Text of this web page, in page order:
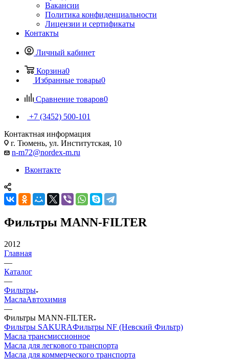
Вакансии
Политика конфиденциальности
Лицензии и сертификаты
Контакты
Личный кабинет
Корзина0
Избранные товары0
Сравнение товаров0
+7 (3452) 500-101
Контактная информация
г. Тюмень, ул. Институтская, 10
n-m72@nordex-m.ru
Вконтакте
Фильтры MANN-FILTER
2012
Главная
—
Каталог
—
Фильтры
МаслаАвтохимия
—
Фильтры MANN-FILTER
Фильтры SAKURAФильтры NF (Невский Фильтр)
Масла трансмиссионное
Масла для легкового транспорта
Масла для коммерческого транспорта